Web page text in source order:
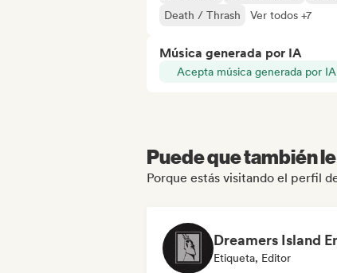
Death / Thrash
Ver todos +7
Música generada por IA
Acepta música generada por IA
Puede que también
Porque estás visitando el perfil
Etiqueta, Editor